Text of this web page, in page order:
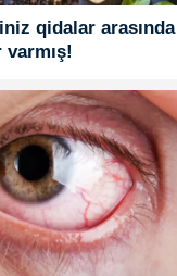
qidalar
varmış!